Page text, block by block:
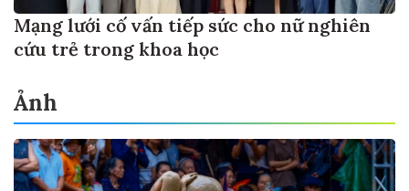
Mạng lưới cố vấn tiếp sức cho nữ nghiên
cứu trẻ trong khoa học
Ảnh